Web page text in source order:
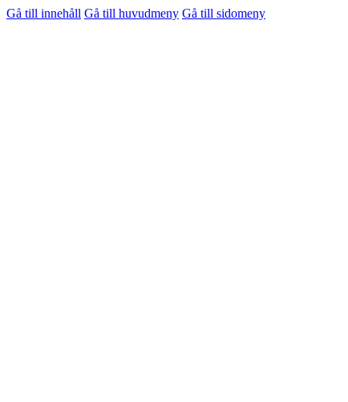
Gå till innehåll Gå till huvudmeny Gå till sidomeny